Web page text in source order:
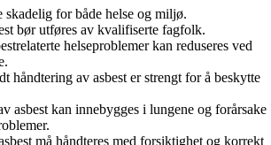
skadelig for både helse og miljø.
bør utføres av kvalifiserte fagfolk.
helseproblemer kan reduseres ved
håndtering av asbest er strengt for å beskytte
asbest kan innebygges i lungene og forårsake
må håndteres med forsiktighet og korrekt